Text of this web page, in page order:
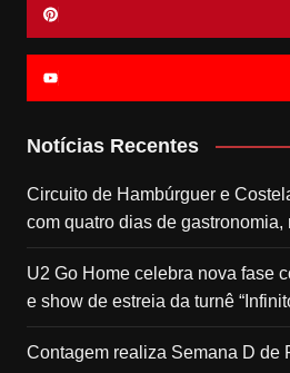
Notícias Recentes
Circuito de Hambúrguer e
com quatro dias de gastronomia,
U2 Go Home celebra nova fase
e show de estreia da turnê
Contagem realiza Semana D de